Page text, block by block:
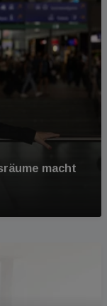
macht